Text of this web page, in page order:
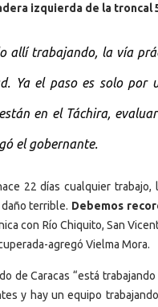
izquierda de la troncal
allí trabajando, la vía
Ya el paso es solo por
en el Táchira,
el gobernante.
22 días cualquier
terrible. Debemos
con Río Chiquito, San
agregó Vielma Mora.
de Caracas “está
y hay un equipo